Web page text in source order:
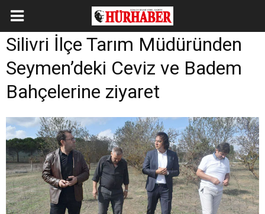
Silivri İlçe Tarım Müdüründen
Seymen’deki Ceviz ve Badem
Bahçelerine ziyaret